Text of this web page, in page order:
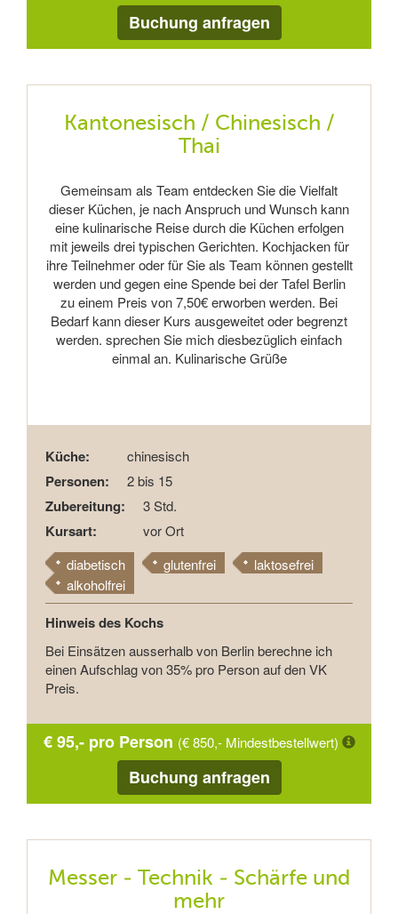
Buchung anfragen
Kantonesisch / Chinesisch /
Thai
Gemeinsam als Team entdecken Sie die Vielfalt
dieser Küchen, je nach Anspruch und Wunsch kann
eine kulinarische Reise durch die Küchen erfolgen
mit jeweils drei typischen Gerichten. Kochjacken für
ihre Teilnehmer oder für Sie als Team können gestellt
werden und gegen eine Spende bei der Tafel Berlin
zu einem Preis von 7,50€ erworben werden. Bei
Bedarf kann dieser Kurs ausgeweitet oder begrenzt
werden. sprechen Sie mich diesbezüglich einfach
einmal an. Kulinarische Grüße
Küche: chinesisch
Personen: 2 bis 15
Zubereitung: 3 Std.
Kursart:
vor Ort
diabetisch
glutenfrei
laktosefrei
alkoholfrei
Hinweis des Kochs
Bei Einsätzen ausserhalb von Berlin berechne ich
einen Aufschlag von 35% pro Person auf den VK
Preis.
€ 95,- pro Person (€ 850,- Mindestbestellwert)
Buchung anfragen
Messer - Technik - Schärfe und
mehr